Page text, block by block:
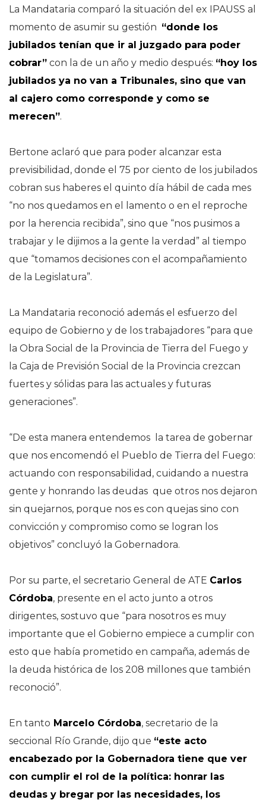
La Mandataria comparó la situación del ex IPAUSS al
momento de asumir su gestión “donde los
jubilados tenían que ir al juzgado para poder
cobrar” con la de un año y medio después: “hoy los
jubilados ya no van a Tribunales, sino que van
al cajero como corresponde y como se
merecen”.
Bertone aclaró que para poder alcanzar esta
previsibilidad, donde el 75 por ciento de los jubilados
cobran sus haberes el quinto día hábil de cada mes
“no nos quedamos en el lamento o en el reproche
por la herencia recibida”, sino que “nos pusimos a
trabajar y le dijimos a la gente la verdad” al tiempo
que “tomamos decisiones con el acompañamiento
de la Legislatura”.
La Mandataria reconoció además el esfuerzo del
equipo de Gobierno y de los trabajadores “para que
la Obra Social de la Provincia de Tierra del Fuego y
la Caja de Previsión Social de la Provincia crezcan
fuertes y sólidas para las actuales y futuras
generaciones”.
“De esta manera entendemos la tarea de gobernar
que nos encomendó el Pueblo de Tierra del Fuego:
actuando con responsabilidad, cuidando a nuestra
gente y honrando las deudas que otros nos dejaron
sin quejarnos, porque nos es con quejas sino con
convicción y compromiso como se logran los
objetivos” concluyó la Gobernadora.
Por su parte, el secretario General de ATE Carlos
Córdoba, presente en el acto junto a otros
dirigentes, sostuvo que “para nosotros es muy
importante que el Gobierno empiece a cumplir con
esto que había prometido en campaña, además de
la deuda histórica de los 208 millones que también
reconoció”.
En tanto Marcelo Córdoba, secretario de la
seccional Río Grande, dijo que “este acto
encabezado por la Gobernadora tiene que ver
con cumplir el rol de la política: honrar las
deudas y bregar por las necesidades, los